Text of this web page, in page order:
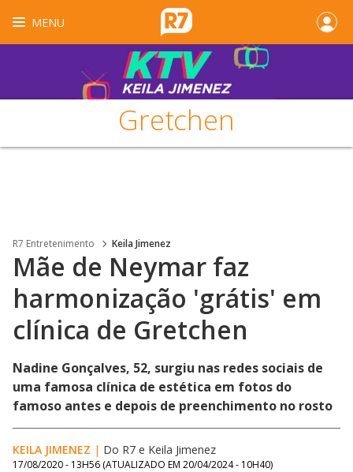
MENU
Gretchen
R7 Entretenimento Keila Jimenez
Mãe de Neymar faz
harmonização 'grátis' em
clínica de Gretchen
Nadine Gonçalves, 52, surgiu nas redes sociais de
uma famosa clínica de estética em fotos do
famoso antes e depois de preenchimento no rosto
KEILA JIMENEZ | Do R7 e Keila Jimenez
17/08/2020 - 13H56 (ATUALIZADO EM 20/04/2024 - 10H40)